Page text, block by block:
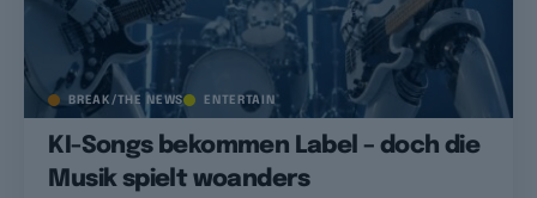
BREAK/THE NEWS ENTERTAIN
KI-Songs bekommen Label – doch die
Musik spielt woanders